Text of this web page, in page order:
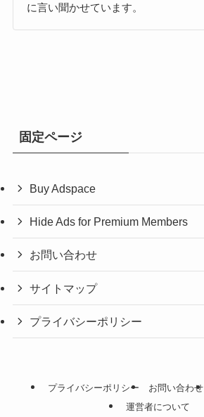
に言い聞かせています。
固定ページ
Buy Adspace
Hide Ads for Premium Members
お問い合わせ
サイトマップ
プライバシーポリシー
プライバシーポリシー お問い合わせ
運営者について